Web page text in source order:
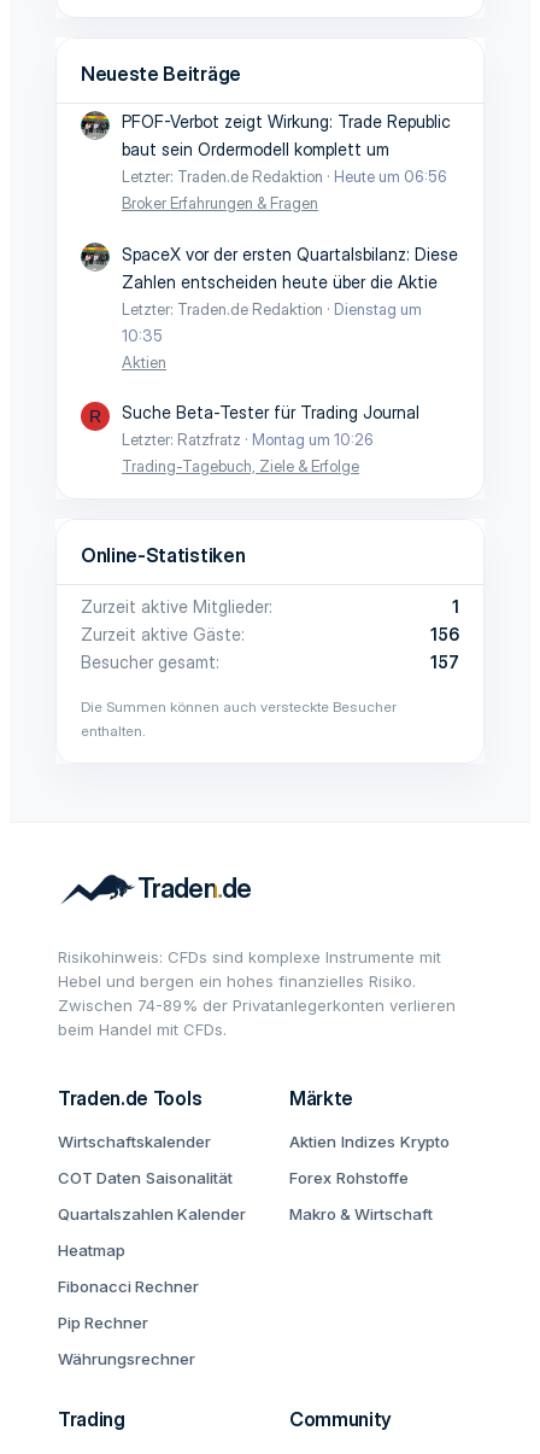
Neueste Beiträge
PFOF-Verbot zeigt Wirkung: Trade Republic
baut sein Ordermodell komplett um
Letzter: Traden.de Redaktion
Heute um 06:56
Broker Erfahrungen & Fragen
SpaceX vor der ersten Quartalsbilanz: Diese
Zahlen entscheiden heute über die Aktie
Letzter: Traden.de Redaktion
Dienstag um
10:35
Aktien
R Suche Beta-Tester für Trading Journal
Letzter: Ratzfratz
Montag um 10:26
Trading-Tagebuch, Ziele & Erfolge
Online-Statistiken
Zurzeit aktive Mitglieder
1
Zurzeit aktive Gäste
156
Besucher gesamt
157
Die Summen können auch versteckte Besucher
enthalten.
Risikohinweis: CFDs sind komplexe Instrumente mit
Hebel und bergen ein hohes finanzielles Risiko.
Zwischen 74-89% der Privatanlegerkonten verlieren
beim Handel mit CFDs.
Traden.de Tools
Wirtschaftskalender
COT Daten Saisonalität
Quartalszahlen Kalender
Heatmap
Fibonacci Rechner
Pip Rechner
Währungsrechner
Märkte
Aktien Indizes Krypto
Forex Rohstoffe
Makro & Wirtschaft
Trading Community